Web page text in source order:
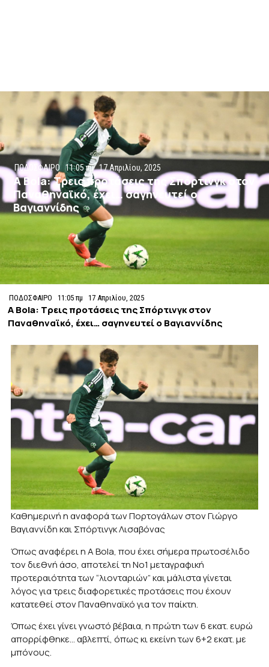
ΠΟΔΟΣΦΑΙΡΟ 11:05 πμ 17 Απριλίου, 2025
A Bola: Τρεις προτάσεις της Σπόρτινγκ στον
Παναθηναϊκό, έχει… σαγηνευτεί ο
Βαγιαννίδης
ΠΟΔΟΣΦΑΙΡΟ 11:05 πμ 17 Απριλίου, 2025
A Bola: Τρεις προτάσεις της Σπόρτινγκ στον
Παναθηναϊκό, έχει… σαγηνευτεί ο Βαγιαννίδης
Καθημερινή η αναφορά των Πορτογάλων στον Γιώργο
Βαγιαννίδη και Σπόρτινγκ Λισαβόνας
Όπως αναφέρει η A Bola, που έχει σήμερα πρωτοσέλιδο
τον διεθνή άσο, αποτελεί τη Νο1 μεταγραφική
προτεραιότητα των “λιονταριών” και μάλιστα γίνεται
λόγος για τρεις διαφορετικές προτάσεις που έχουν
κατατεθεί στον Παναθηναϊκό για τον παίκτη.
Όπως έχει γίνει γνωστό βέβαια, η πρώτη των 6 εκατ. ευρώ
απορρίφθηκε… αβλεπτί, όπως κι εκείνη των 6+2 εκατ. με
μπόνους.